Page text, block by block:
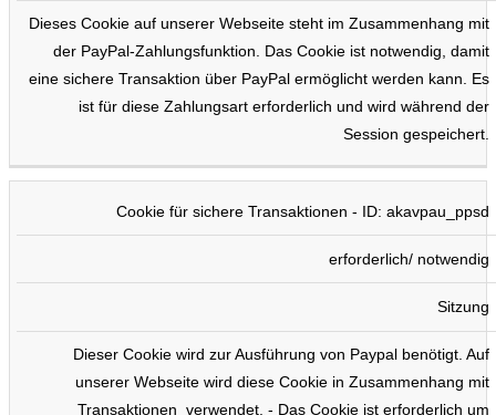
Dieses Cookie auf unserer Webseite steht im Zusammenhang mit
der PayPal-Zahlungsfunktion. Das Cookie ist notwendig, damit
eine sichere Transaktion über PayPal ermöglicht werden kann. Es
ist für diese Zahlungsart erforderlich und wird während der
Session gespeichert.
Cookie für sichere Transaktionen - ID: akavpau_ppsd
erforderlich/ notwendig
Sitzung
Dieser Cookie wird zur Ausführung von Paypal benötigt. Auf
unserer Webseite wird diese Cookie in Zusammenhang mit
Transaktionen verwendet. - Das Cookie ist erforderlich um